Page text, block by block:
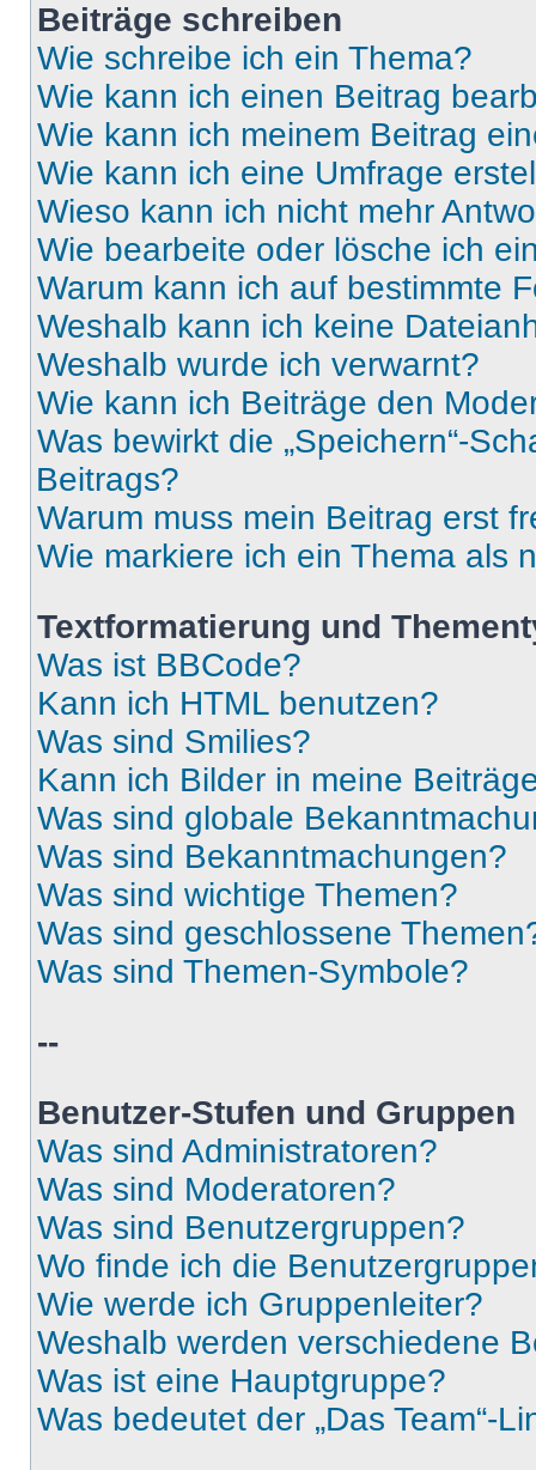
Beiträge schreiben
Wie schreibe ich ein Thema?
Wie kann ich einen Beitrag
Wie kann ich meinem Beitrag
Wie kann ich eine Umfrage
Wieso kann ich nicht mehr
Wie bearbeite oder lösche ich
Warum kann ich auf bestimmte
Weshalb kann ich keine
Weshalb wurde ich verwarnt?
Wie kann ich Beiträge den
Was bewirkt die „Speichern“-
Beitrags?
Warum muss mein Beitrag erst
Wie markiere ich ein Thema als
Textformatierung und
Was ist BBCode?
Kann ich HTML benutzen?
Was sind Smilies?
Kann ich Bilder in meine
Was sind globale
Was sind Bekanntmachungen?
Was sind wichtige Themen?
Was sind geschlossene
Was sind Themen-Symbole?
--
Benutzer-Stufen und Gruppen
Was sind Administratoren?
Was sind Moderatoren?
Was sind Benutzergruppen?
Wo finde ich die
Wie werde ich Gruppenleiter?
Weshalb werden verschiedene
Was ist eine Hauptgruppe?
Was bedeutet der „Das Team“-